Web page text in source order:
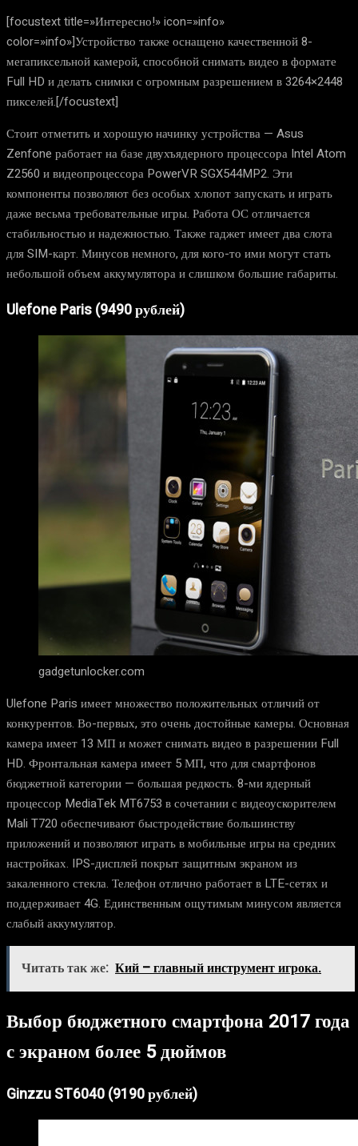
[focustext title=»Интересно!» icon=»info»
color=»info»]Устройство также оснащено качественной 8-
мегапиксельной камерой, способной снимать видео в формате
Full HD и делать снимки с огромным разрешением в 3264×2448
пикселей.[/focustext]
Стоит отметить и хорошую начинку устройства — Asus
Zenfone работает на базе двухъядерного процессора Intel Atom
Z2560 и видеопроцессора PowerVR SGX544MP2. Эти
компоненты позволяют без особых хлопот запускать и играть
даже весьма требовательные игры. Работа ОС отличается
стабильностью и надежностью. Также гаджет имеет два слота
для SIM-карт. Минусов немного, для кого-то ими могут стать
небольшой объем аккумулятора и слишком большие габариты.
Ulefone Paris (9490 рублей)
gadgetunlocker.com
Ulefone Paris имеет множество положительных отличий от
конкурентов. Во-первых, это очень достойные камеры. Основная
камера имеет 13 МП и может снимать видео в разрешении Full
HD. Фронтальная камера имеет 5 МП, что для смартфонов
бюджетной категории — большая редкость. 8-ми ядерный
процессор MediaTek MT6753 в сочетании с видеоускорителем
Mali T720 обеспечивают быстродействие большинству
приложений и позволяют играть в мобильные игры на средних
настройках. IPS-дисплей покрыт защитным экраном из
закаленного стекла. Телефон отлично работает в LTE-сетях и
поддерживает 4G. Единственным ощутимым минусом является
слабый аккумулятор.
Читать так же: Кий – главный инструмент игрока.
Выбор бюджетного смартфона 2017 года
с экраном более 5 дюймов
Ginzzu ST6040 (9190 рублей)